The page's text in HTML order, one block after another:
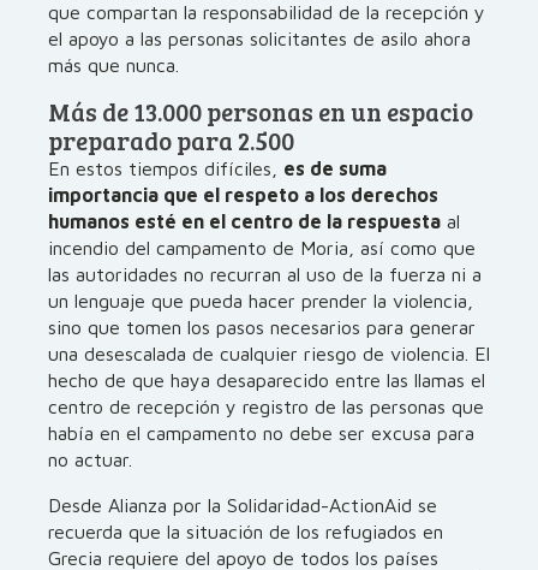
que compartan la responsabilidad de la recepción y
el apoyo a las personas solicitantes de asilo ahora
más que nunca.
Más de 13.000 personas en un espacio
preparado para 2.500
En estos tiempos difíciles, es de suma
importancia que el respeto a los derechos
humanos esté en el centro de la respuesta al
incendio del campamento de Moria, así como que
las autoridades no recurran al uso de la fuerza ni a
un lenguaje que pueda hacer prender la violencia,
sino que tomen los pasos necesarios para generar
una desescalada de cualquier riesgo de violencia. El
hecho de que haya desaparecido entre las llamas el
centro de recepción y registro de las personas que
había en el campamento no debe ser excusa para
no actuar.
Desde Alianza por la Solidaridad-ActionAid se
recuerda que la situación de los refugiados en
Grecia requiere del apoyo de todos los países